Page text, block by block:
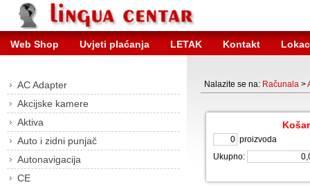
Web Shop Uvjeti plaćanja LETAK Kontakt
AC Adapter
Akcijske kamere
Aktiva
Auto i zidni punjač
Autonavigacija
CE
Nalazite se na: Računala >
proizvoda
Ukupno: